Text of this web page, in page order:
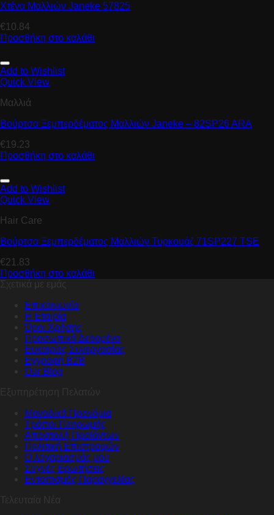
Χτένα Μαλλιών Janeke 57825
€10.84
Προσθήκη στο καλάθι
Add to Wishlist
Quick View
Μαλλιά
Βούρτσα Ξεμπερδέματος Μαλλιών Janeke – 82SP26 ARA
€19.23
Προσθήκη στο καλάθι
Add to Wishlist
Quick View
Hair Care
Βούρτσα Ξεμπερδέματος Μαλλιών Τυρκουάζ 71SP227 TSE
€21.83
Προσθήκη στο καλάθι
Σχετικά με εμάς
Επικοινωνία
Η Εταιρία
Όροι Χρήσης
Προσωπικά Δεδομένα
Ευκαιρίες Συνεργασίας
Εγγραφή B2B
Our Blog
Εξυπηρέτηση Πελατών
Μοναδικά Προνόμια
Τρόποι Πληρωμής
Αποστολή Προϊόντων
Πολιτική Επιστροφών
Ο λογαριασμός μου
Συχνές Ερωτήσεις
Εντοπισμός Παραγγελίας
Τελευταία Νέα